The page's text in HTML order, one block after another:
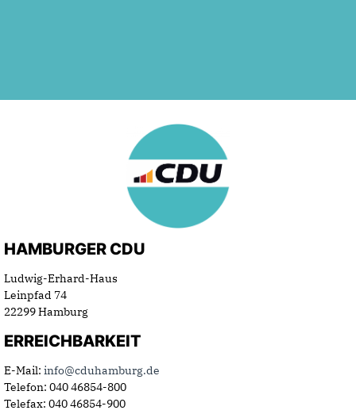
HAMBURGER CDU
Ludwig-Erhard-Haus
Leinpfad 74
22299 Hamburg
ERREICHBARKEIT
E-Mail: info@cduhamburg.de
Telefon: 040 46854-800
Telefax: 040 46854-900